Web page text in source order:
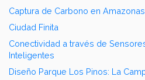
Captura de Carbono en Amazonas
Ciudad Finita
Conectividad a través de
Inteligentes
Diseño Parque Los Pinos: La